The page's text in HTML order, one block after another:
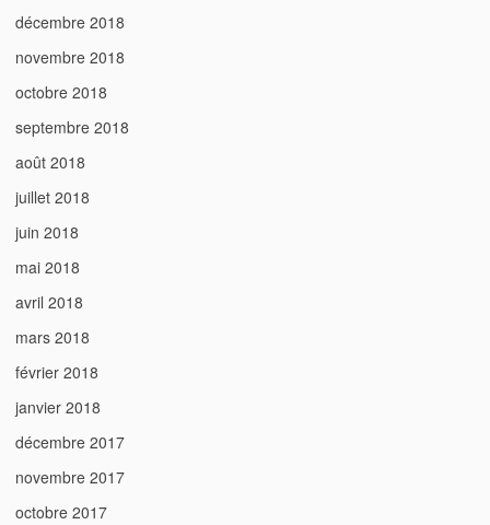
décembre 2018
novembre 2018
octobre 2018
septembre 2018
août 2018
juillet 2018
juin 2018
mai 2018
avril 2018
mars 2018
février 2018
janvier 2018
décembre 2017
novembre 2017
octobre 2017